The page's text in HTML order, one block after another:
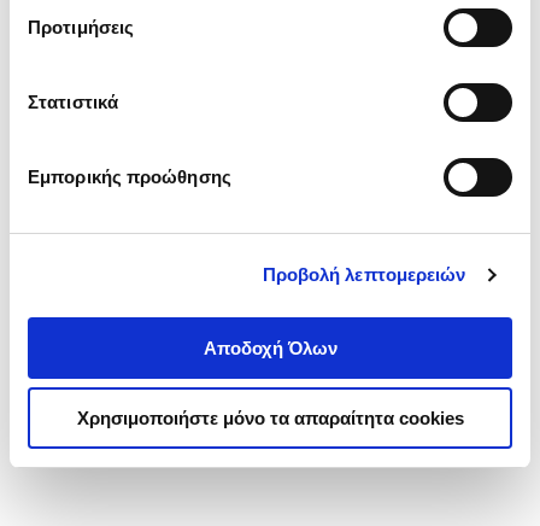
Προτιμήσεις
Στατιστικά
Εμπορικής προώθησης
Προβολή λεπτομερειών
Αποδοχή Όλων
Χρησιμοποιήστε μόνο τα απαραίτητα cookies